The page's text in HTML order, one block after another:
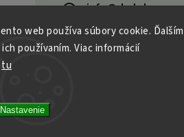
web používa súbory cookie.
používaním. Viac informácií
tu
Nastavenie
info@dml.sk
POTRAVINY